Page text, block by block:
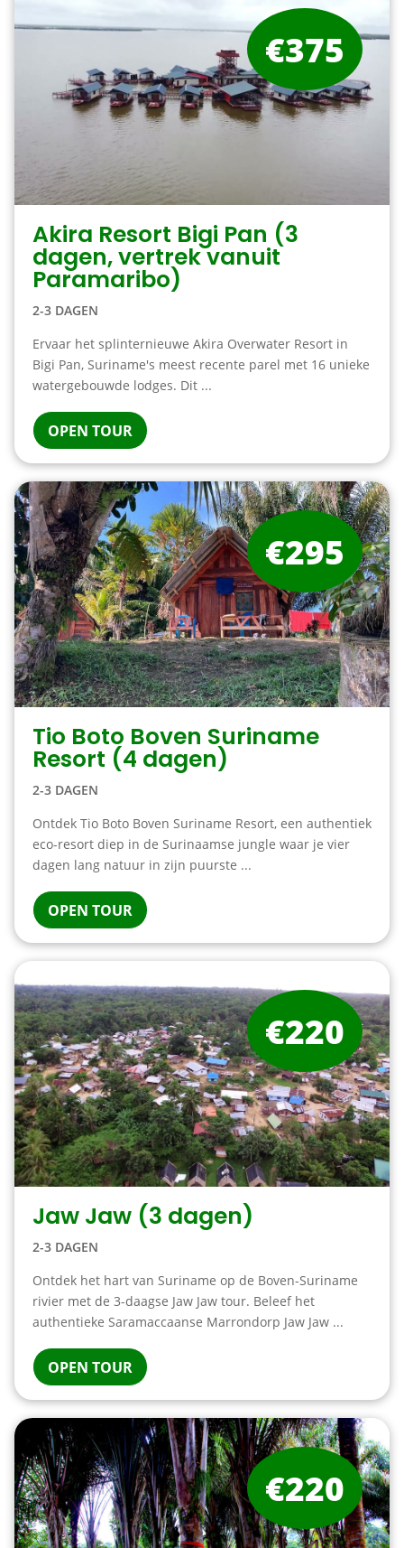
Akira Resort Bigi Pan (3
dagen, vertrek vanuit
Paramaribo)
2-3 DAGEN
Ervaar het splinternieuwe Akira Overwater Resort in
Bigi Pan, Suriname's meest recente parel met 16 unieke
watergebouwde lodges. Dit ...
OPEN TOUR
€375
Tio Boto Boven Suriname
Resort (4 dagen)
2-3 DAGEN
Ontdek Tio Boto Boven Suriname Resort, een authentiek
eco-resort diep in de Surinaamse jungle waar je vier
dagen lang natuur in zijn puurste ...
OPEN TOUR
€295
Jaw Jaw (3 dagen)
2-3 DAGEN
Ontdek het hart van Suriname op de Boven-Suriname
rivier met de 3-daagse Jaw Jaw tour. Beleef het
authentieke Saramaccaanse Marrondorp Jaw Jaw ...
OPEN TOUR
€220
€220